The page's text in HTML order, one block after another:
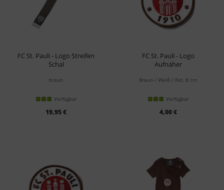
FC St. Pauli - Logo Streifen
Schal
braun
Verfügbar
19,95 €
FC St. Pauli - Logo
Aufnäher
Braun / Weiß / Rot, 8 cm
Verfügbar
4,00 €